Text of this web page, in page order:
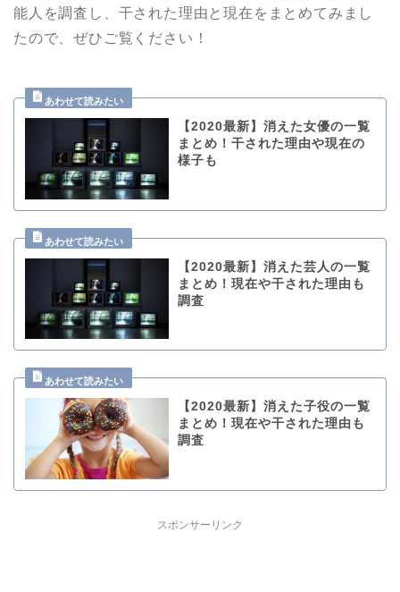
能人を調査し、干された理由と現在をまとめてみまし
たので、ぜひご覧ください！
【2020最新】消えた女優の一覧
まとめ！干された理由や現在の
様子も
【2020最新】消えた芸人の一覧
まとめ！現在や干された理由も
調査
【2020最新】消えた子役の一覧
まとめ！現在や干された理由も
調査
スポンサーリンク